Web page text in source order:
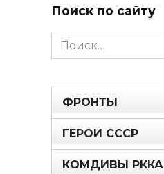
Поиск по сайту
Search
for:
ФРОНТЫ
ГЕРОИ СССР
КОМДИВЫ РККА